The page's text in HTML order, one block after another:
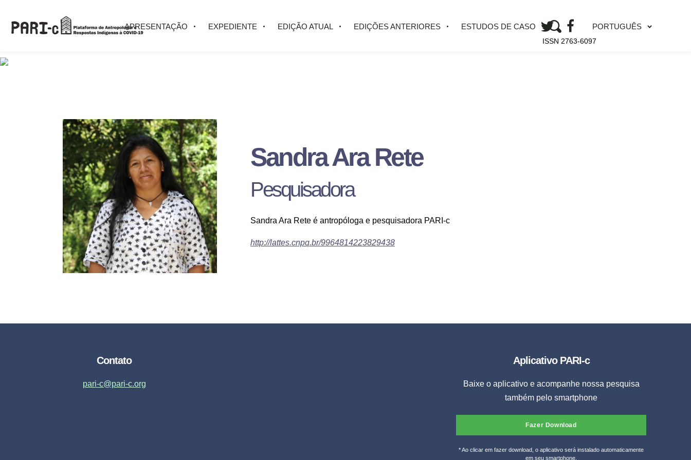
APRESENTAÇÃO EXPEDIENTE EDIÇÃO ATUAL EDIÇÕES ANTERIORES ESTUDOS DE CASO PORTUGUÊS
ISSN 2763-6097
Sandra Ara Rete
Pesquisadora
Sandra Ara Rete é antropóloga e pesquisadora PARI-c
http://lattes.cnpq.br/9964814223829438
Contato
pari-c@pari-c.org
Aplicativo PARI-c
Baixe o aplicativo e acompanhe nossa pesquisa
também pelo smartphone
Fazer Download
* Ao clicar em fazer download, o aplicativo será instalado automaticamente
em seu smartphone.